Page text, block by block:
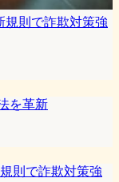
規則で詐欺対策強
を革新
則で詐欺対策強